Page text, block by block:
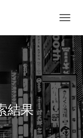
ビ
ー
シ
ョ
ン
を
切
り
替
え
結果